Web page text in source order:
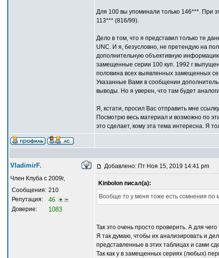
Для 100 вы упоминали только 146***. При
113*** (816/99).
Дело в том, что я представил только те
UNC. И я, безусловно, не претендую на
дополнительную объективную
замещенные серии 100 куп. 1992 г
половина всех выявленных замещенных
Указанные Вами в сообщении
выводы. Но я уверен, что там будет
Я, кстати, просил Вас отправить мне
Посмотрю весь материал и возможно по
это сделает, кому эта тема интересна. Я
VladimirF.
Член Клуба с 2009г,
Сообщения: 210
Репутация:
46
Доверие: 1083
Добавлено: Пт Ноя 15, 2019 14:41 pm
Kinbolon писал(а):
Вообще то у меня тоже есть сомнения
Так это очень просто проверить. А для
Я так думаю, чтобы их анализировать и
представленные в этих таблицах и сами
Так как у в замещенных сериях (любых)